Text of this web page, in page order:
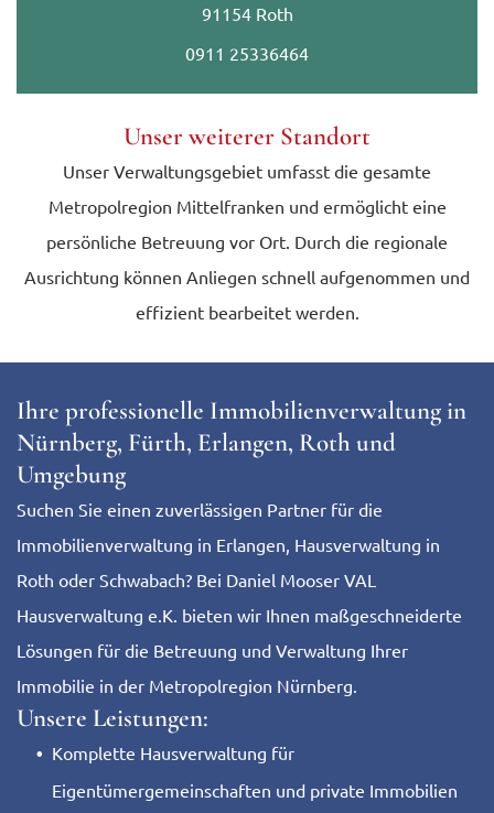
91154 Roth
0911 25336464
Unser weiterer Standort
Unser Verwaltungsgebiet umfasst die gesamte
Metropolregion Mittelfranken und ermöglicht eine
persönliche Betreuung vor Ort. Durch die regionale
Ausrichtung können Anliegen schnell aufgenommen und
effizient bearbeitet werden.
Ihre professionelle Immobilienverwaltung in
Nürnberg, Fürth, Erlangen, Roth und
Umgebung
Suchen Sie einen zuverlässigen Partner für die
Immobilienverwaltung in Erlangen, Hausverwaltung in
Roth oder Schwabach? Bei Daniel Mooser VAL
Hausverwaltung e.K. bieten wir Ihnen maßgeschneiderte
Lösungen für die Betreuung und Verwaltung Ihrer
Immobilie in der Metropolregion Nürnberg.
Unsere Leistungen:
Komplette Hausverwaltung für
Eigentümergemeinschaften und private Immobilien